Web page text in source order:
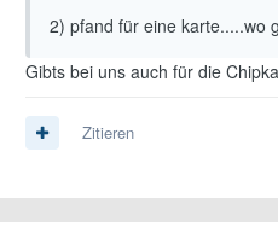
2) pfand für eine karte.....wo
Gibts bei uns auch für die
Zitieren